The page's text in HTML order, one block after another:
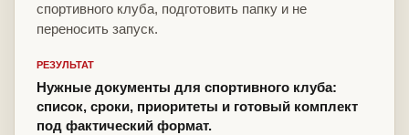
спортивного клуба, подготовить папку и не
переносить запуск.
РЕЗУЛЬТАТ
Нужные документы для спортивного клуба:
список, сроки, приоритеты и готовый комплект
под фактический формат.